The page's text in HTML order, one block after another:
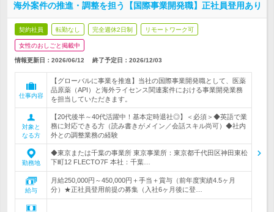
海外案件の推進・調整を担う【国際事業開発職】正社員登用あり
契約社員 転勤なし 完全週休2日制 リモートワーク可
女性のおしごと掲載中
情報更新日：2026/06/12 終了予定日： 2026/12/03
仕事内容
【グローバルに事業を推進】当社の国際事業開発職として、医薬
品原薬（API）と海外ライセンス関連案件における事業開発業務
を担当していただきます。
対象と
なる方
【20代後半～40代活躍中！基本定時退社◎】＜必須＞◆英語で業
務に対応できる方（読み書きがメイン／会話スキル尚可）◆社内
外との調整業務の経験
勤務地
◆東京または千葉の事業所 東京事業所：東京都千代田区神田東松
下町12 FLECTO7F 本社：千葉…
給与
月給250,000円～450,000円＋手当＋賞与（前年度実績4.5ヶ月
分）★正社員登用前提の募集（入社6ヶ月後に登…